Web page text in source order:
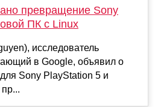
превращение Sony
ПК с Linux
исследователь
в Google, объявил о
Sony PlayStation 5 и